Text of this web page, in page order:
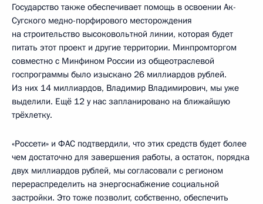
Государство также обеспечивает помощь в освоении Ак-
Сугского медно-порфирового месторождения
на строительство высоковольтной линии, которая будет
питать этот проект и другие территории. Минпромторгом
совместно с Минфином России из общеотраслевой
госпрограммы было изыскано 26 миллиардов рублей.
Из них 14 миллиардов, Владимир Владимирович, мы уже
выделили. Ещё 12 у нас запланировано на ближайшую
трёхлетку.
«Россети» и ФАС подтвердили, что этих средств будет более
чем достаточно для завершения работы, а остаток, порядка
двух миллиардов рублей, мы согласовали с регионом
перераспределить на энергоснабжение социальной
застройки. Это тоже позволит, собственно, обеспечить